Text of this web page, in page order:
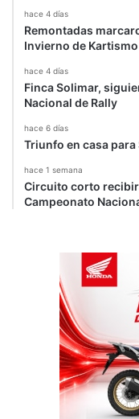
hace 4 días
Remontadas
Invierno de Kartismo
hace 4 días
Finca Solimar,
Nacional de Rally
hace 6 días
Triunfo en casa para
hace 1 semana
Circuito corto
Campeonato